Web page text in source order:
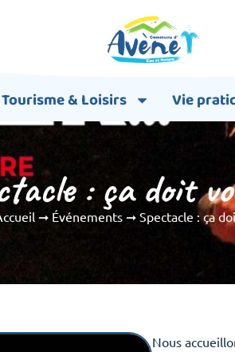
Tourisme & Loisirs Vie
: ça doit
➞ Événements➞ Spectacle : ça
Nous